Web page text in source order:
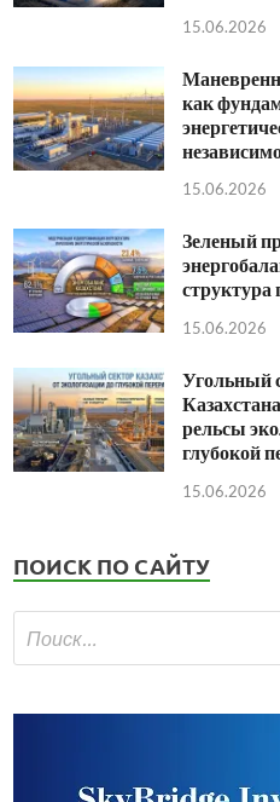
15.06.2026
как
15.06.2026
Зеленый
структура
15.06.2026
Угольный
рельсы
глубокой
15.06.2026
ПОИСК ПО САЙТУ